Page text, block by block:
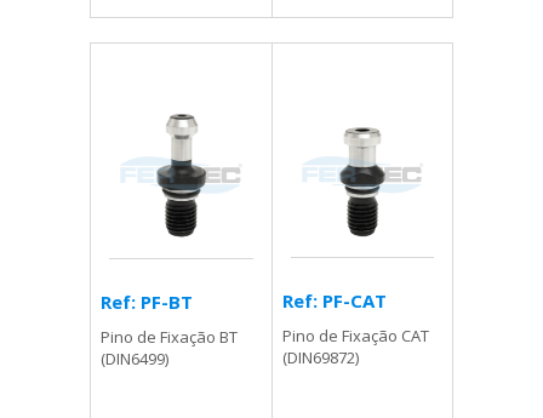
Ref: PF-BT
Pino de Fixação BT
(DIN6499)
Ref: PF-CAT
Pino de Fixação CAT
(DIN69872)